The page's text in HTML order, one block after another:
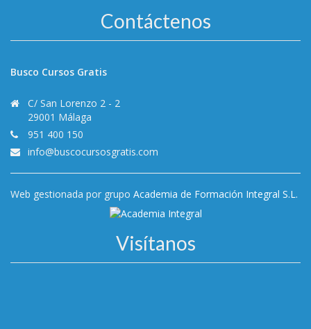
Contáctenos
Busco Cursos Gratis
C/ San Lorenzo 2 - 2
29001 Málaga
951 400 150
info@buscocursosgratis.com
Web gestionada por grupo Academia de Formación Integral S.L.
Visítanos